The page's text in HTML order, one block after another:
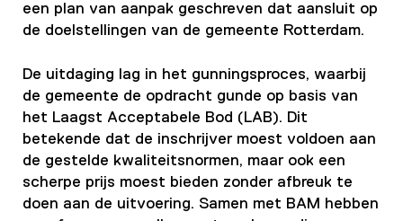
een plan van aanpak geschreven dat aansluit op
de doelstellingen van de gemeente Rotterdam.
De uitdaging lag in het gunningsproces, waarbij
de gemeente de opdracht gunde op basis van
het Laagst Acceptabele Bod (LAB). Dit
betekende dat de inschrijver moest voldoen aan
de gestelde kwaliteitsnormen, maar ook een
scherpe prijs moest bieden zonder afbreuk te
doen aan de uitvoering. Samen met BAM hebben